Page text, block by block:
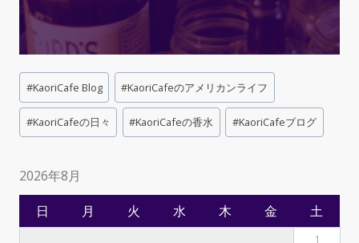
Post
Tags:
#KaoriCafe Blog #KaoriCafeのアメリカンライフ
#KaoriCafeの日々 #KaoriCafeの香水 #KaoriCafeブログ
2026年8月
日
月 火 水 木 金 土
1